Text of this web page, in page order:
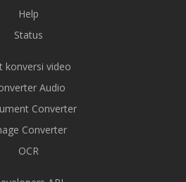
Help
Status
konversi video
Audio
Converter
Converter
OCR